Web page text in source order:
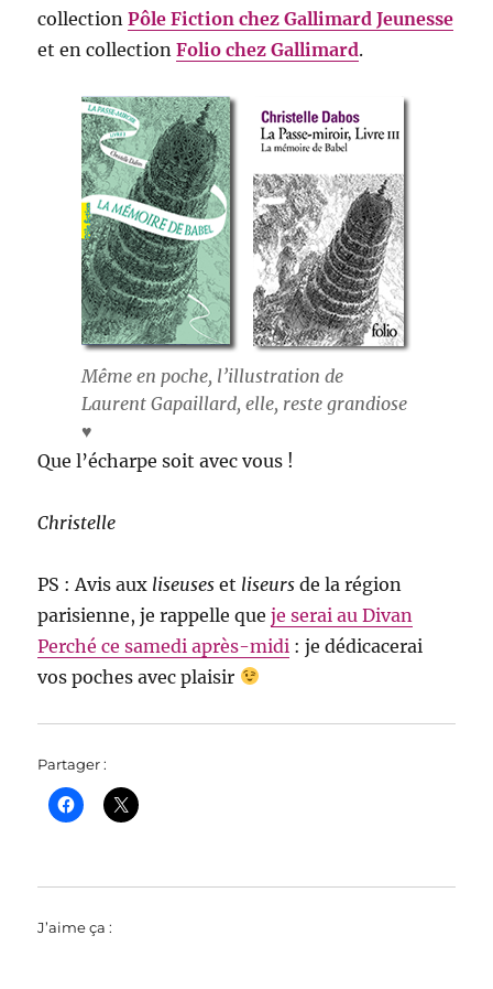
collectionPôle Fiction chez Gallimard Jeunesse
et en collectionFolio chez Gallimard.
Même en poche, l’illustration de
Laurent Gapaillard, elle, reste grandiose
♥
Que l’écharpe soit avec vous !
Christelle
PS : Avis aux liseuseset liseursde la région
parisienne, je rappelle queje serai au Divan
Perché ce samedi après-midi : je dédicacerai
vos poches avec plaisir
Partager :
J’aime ça :